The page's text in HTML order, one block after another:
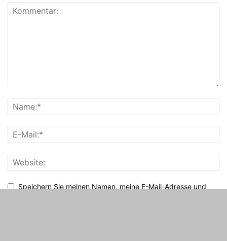
Speichern Sie meinen Namen, meine E-Mail-Adresse und